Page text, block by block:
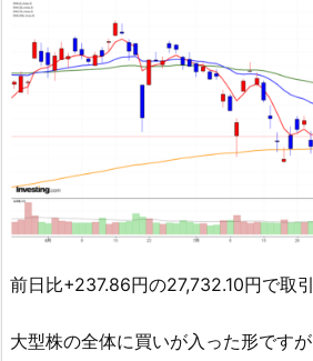
前日比+237.86円の27,732.10円で取引
大型株の全体に買いが入った形です